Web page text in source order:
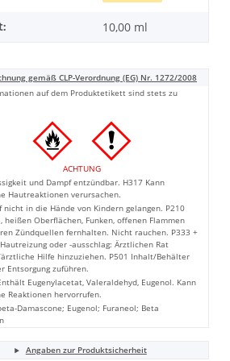
10,00 ml
gemäß CLP-Verordnung (EG) Nr. 1272/2008
auf dem Produktetikett sind stets zu
ACHTUNG
und Dampf entzündbar. H317 Kann
Hautreaktionen verursachen.
nicht in die Hände von Kindern gelangen. P210
heißen Oberflächen, Funken, offenen Flammen
Zündquellen fernhalten. Nicht rauchen. P333 +
oder -ausschlag: Ärztlichen Rat
Hilfe hinzuziehen. P501 Inhalt/Behälter
Entsorgung zuführen.
Eugenylacetat, Valeraldehyd, Eugenol. Kann
Reaktionen hervorrufen.
Damascone; Eugenol; Furaneol; Beta
Angaben zur Produktsicherheit